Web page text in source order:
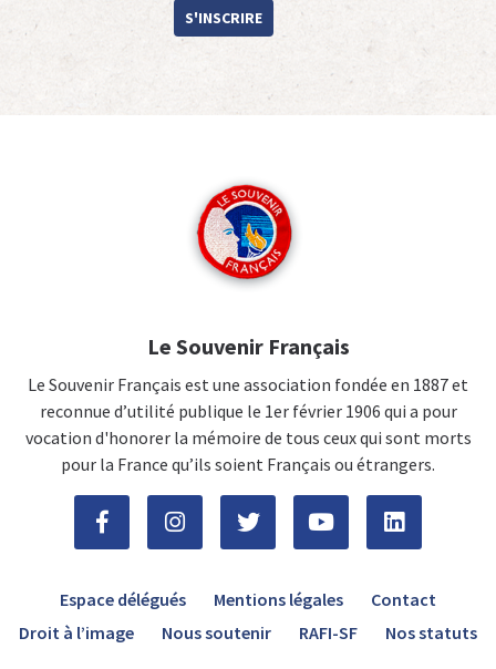
S'INSCRIRE
Le Souvenir Français
Le Souvenir Français est une association fondée en 1887 et
reconnue d’utilité publique le 1er février 1906 qui a pour
vocation d'honorer la mémoire de tous ceux qui sont morts
pour la France qu’ils soient Français ou étrangers.
Espace délégués Mentions légales
Contact
Droit à l’image
Nous soutenir RAFI-SF Nos statuts